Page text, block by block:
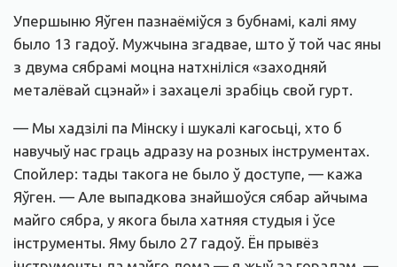
Упершыню Яўген пазнаёміўся з бубнамі, калі яму
было 13 гадоў. Мужчына згадвае, што ў той час яны
з двума сябрамі моцна натхніліся «заходняй
металёвай сцэнай» і захацелі зрабіць свой гурт.
— Мы хадзілі па Мінску і шукалі кагосьці, хто б
навучыў нас граць адразу на розных інструментах.
Спойлер: тады такога не было ў доступе, — кажа
Яўген. — Але выпадкова знайшоўся сябар айчыма
майго сябра, у якога была хатняя студыя і ўсе
інструменты. Яму было 27 гадоў. Ён прывёз